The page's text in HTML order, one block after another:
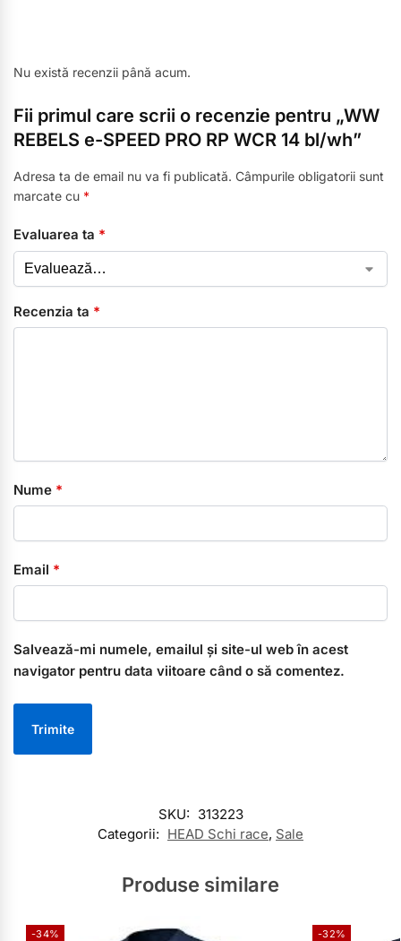
Nu există recenzii până acum.
Fii primul care scrii o recenzie pentru „WW
REBELS e-SPEED PRO RP WCR 14 bl/wh”
Adresa ta de email nu va fi publicată. Câmpurile obligatorii sunt
marcate cu *
Evaluarea ta *
Recenzia ta *
Nume *
Email *
Salvează-mi numele, emailul și site-ul web în acest
navigator pentru data viitoare când o să comentez.
SKU: 313223
Categorii: HEAD Schi race, Sale
Produse similare
-34% -32%